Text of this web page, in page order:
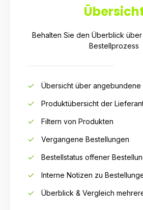
Behalten Sie den Überblick
Bestellprozess
Übersicht über angebundene
Produktübersicht der
Filtern von Produkten
Vergangene Bestellungen
Bestellstatus offener
Interne Notizen zu
Überblick & Vergleich